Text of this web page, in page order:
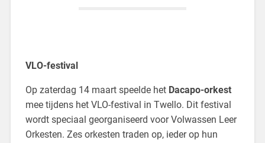
VLO-festival
Op zaterdag 14 maart speelde het Dacapo-orkest
mee tijdens het VLO-festival in Twello. Dit festival
wordt speciaal georganiseerd voor Volwassen Leer
Orkesten. Zes orkesten traden op, ieder op hun